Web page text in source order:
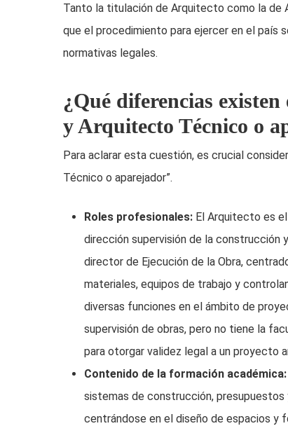
Tanto la titulación de Arquitecto como la de
que el procedimiento para ejercer en el país
normativas legales.
¿Qué diferencias
y Arquitecto Técnico o
Para aclarar esta cuestión, es crucial
Técnico o aparejador”.
Roles profesionales: El Arquitecto es
dirección supervisión de la
director de Ejecución de la Obra,
materiales, equipos de trabajo y
diversas funciones en el ámbito de
supervisión de obras, pero no tiene la
para otorgar validez legal a un proyecto
Contenido de la formación académica:
sistemas de construcción, presupuestos
centrándose en el diseño de espacios y